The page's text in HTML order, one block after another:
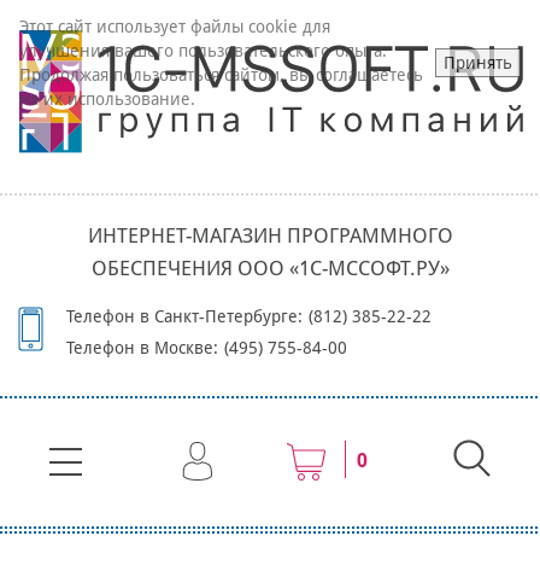
ИНТЕРНЕТ-МАГАЗИН ПРОГРАММНОГО
ОБЕСПЕЧЕНИЯ ООО «1С-МССОФТ.РУ»
Телефон в Санкт-Петербурге: (812) 385-22-22
Телефон в Москве: (495) 755-84-00
0
Этот сайт использует файлы cookie для
улучшения вашего пользовательского опыта.
Продолжая пользоваться сайтом, вы соглашаетесь
на их использование.
Принять